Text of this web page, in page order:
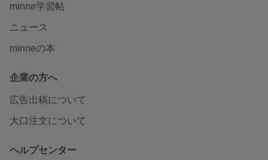
minne学習帖
ニュース
minneの本
企業の方へ
広告出稿について
大口注文について
ヘルプセンター